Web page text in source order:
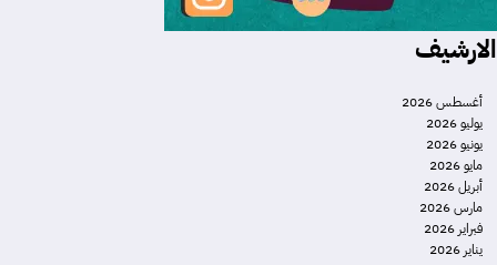
الارشيف
أغسطس 2026
يوليو 2026
يونيو 2026
مايو 2026
أبريل 2026
مارس 2026
فبراير 2026
يناير 2026